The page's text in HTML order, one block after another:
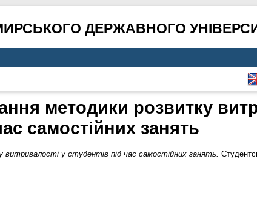
ДЕРЖАВНОГО
методики розвитку
самостійних занять
у студентів під час самостійних занять.